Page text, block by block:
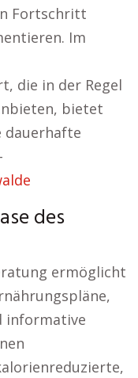
Fortschritt
Im
die in der Regel
bietet
dauerhafte
des
ermöglicht
informative